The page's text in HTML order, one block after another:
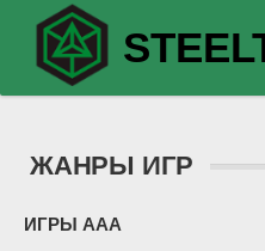
ЖАНРЫ ИГР
ИГРЫ ААА